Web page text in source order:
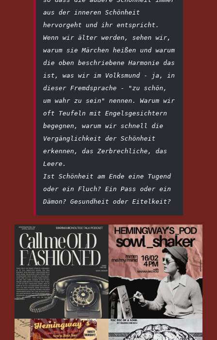
aus der inneren Schönheit
hervorgeht und ihr entspricht.
Wenn wir älter werden, sehen wir,
warum sie Märchen heißen und warum
die oben beschriebene Harmonie das
ist, was wir im Volksmund - ja, in
dieser Fremdsprache - "zu schön,
um wahr zu sein" nennen. Warum wir
oft Teufeln mit Engelsgesichtern
begegnen, warum wir schnell die
Vergänglichkeit der Schönheit
erkennen, das Zerbrechliche, das
Leere.
Ist Schönheit am Ende eine Tugend
oder ein Fluch? Ein Pass oder ein